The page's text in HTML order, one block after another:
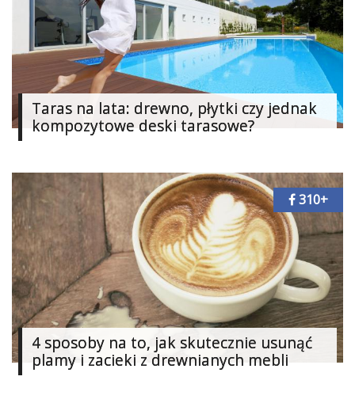
Taras na lata: drewno, płytki czy jednak
kompozytowe deski tarasowe?
4 sposoby na to, jak skutecznie usunąć
plamy i zacieki z drewnianych mebli
310+